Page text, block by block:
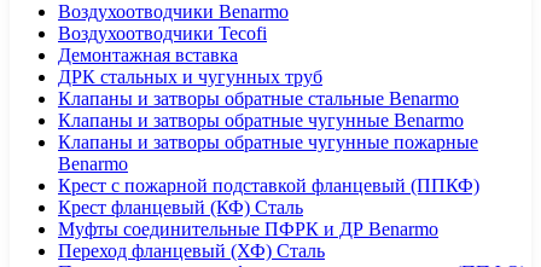
Воздухоотводчики Benarmo
Воздухоотводчики Tecofi
Демонтажная вставка
ДРК стальных и чугунных труб
Клапаны и затворы обратные стальные Benarmo
Клапаны и затворы обратные чугунные Benarmo
Клапаны и затворы обратные чугунные пожарные
Benarmo
Крест с пожарной подставкой фланцевый (ППКФ)
Крест фланцевый (КФ) Сталь
Муфты соединительные ПФРК и ДР Benarmo
Переход фланцевый (ХФ) Сталь